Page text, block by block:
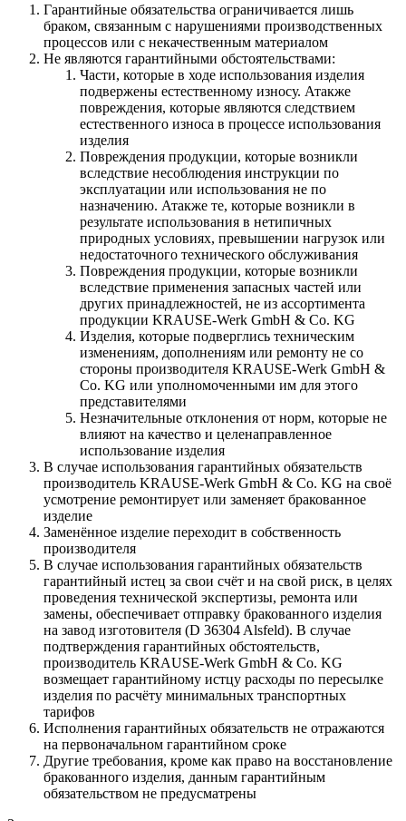
Гарантийные обязательства ограничивается лишь
браком, связанным с нарушениями производственных
процессов или с некачественным материалом
Не являются гарантийными обстоятельствами:
Части, которые в ходе использования изделия
подвержены естественному износу. Атакже
повреждения, которые являются следствием
естественного износа в процессе использования
изделия
Повреждения продукции, которые возникли
вследствие несоблюдения инструкции по
эксплуатации или использования не по
назначению. Атакже те, которые возникли в
результате использования в нетипичных
природных условиях, превышении нагрузок или
недостаточного технического обслуживания
Повреждения продукции, которые возникли
вследствие применения запасных частей или
других принадлежностей, не из ассортимента
продукции KRAUSE-Werk GmbH & Со. KG
Изделия, которые подверглись техническим
изменениям, дополнениям или ремонту не со
стороны производителя KRAUSE-Werk GmbH &
Со. KG или уполномоченными им для этого
представителями
Незначительные отклонения от норм, которые не
влияют на качество и целенаправленное
использование изделия
В случае использования гарантийных обязательств
производитель KRAUSE-Werk GmbH & Со. KG на своё
усмотрение ремонтирует или заменяет бракованное
изделие
Заменённое изделие переходит в собственность
производителя
В случае использования гарантийных обязательств
гарантийный истец за свои счёт и на свой риск, в целях
проведения технической экспертизы, ремонта или
замены, обеспечивает отправку бракованного изделия
на завод изготовителя (D 36304 Alsfeld). В случае
подтверждения гарантийных обстоятельств,
производитель KRAUSE-Werk GmbH & Со. KG
возмещает гарантийному истцу расходы по пересылке
изделия по расчёту минимальных транспортных
тарифов
Исполнения гарантийных обязательств не отражаются
на первоначальном гарантийном сроке
Другие требования, кроме как право на восстановление
бракованного изделия, данным гарантийным
обязательством не предусматрены